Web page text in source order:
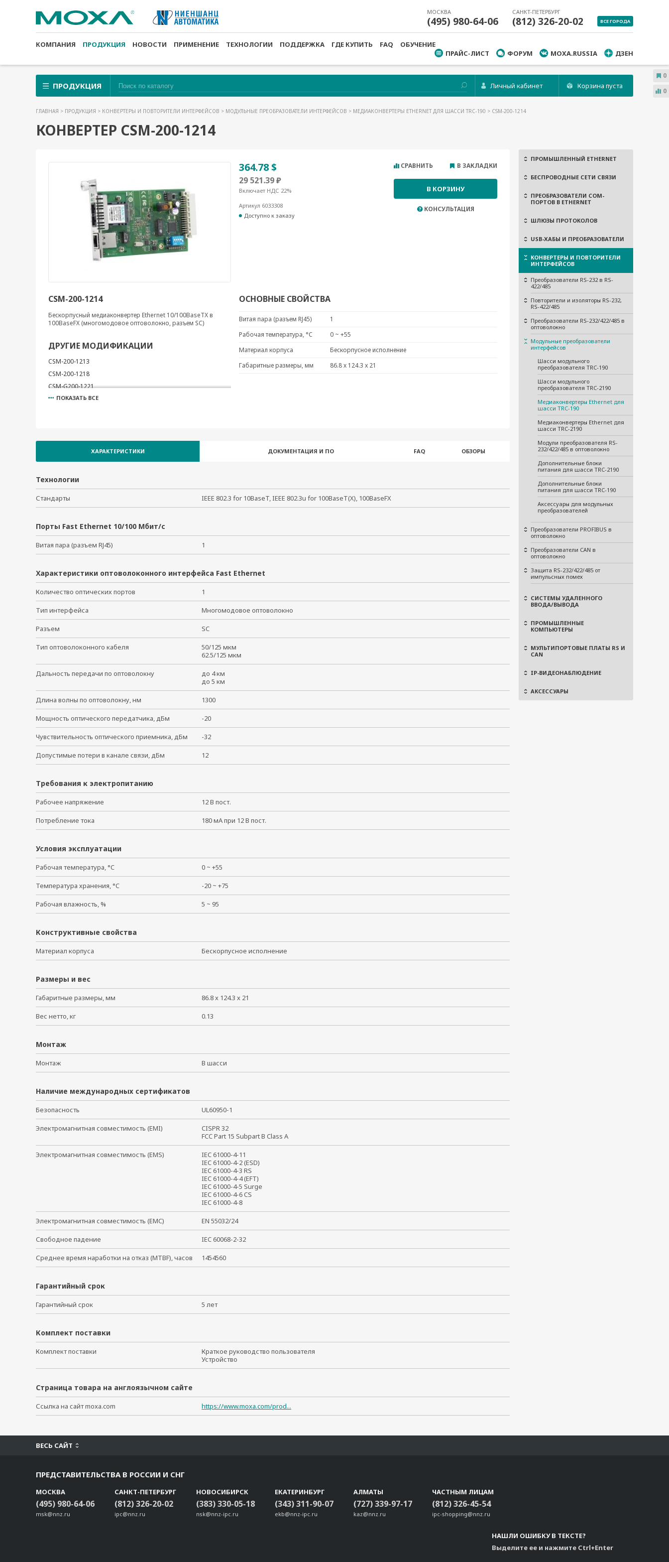
МОСКВА
(495) 980-64-06
САНКТ-ПЕТЕРБУРГ
(812) 326-20-02 ВСЕ ГОРОДА
КОМПАНИЯ ПРОДУКЦИЯ НОВОСТИ ПРИМЕНЕНИЕ ТЕХНОЛОГИИ ПОДДЕРЖКА ГДЕ КУПИТЬ FAQ
ОБУЧЕНИЕ
ПРАЙС-ЛИСТ
ФОРУМ MOXA.RUSSIA ДЗЕН
ПРОДУКЦИЯ Личный кабинет Корзина пуста
ГЛАВНАЯ > ПРОДУКЦИЯ > КОНВЕРТЕРЫ И ПОВТОРИТЕЛИ ИНТЕРФЕЙСОВ > МОДУЛЬНЫЕ ПРЕОБРАЗОВАТЕЛИ ИНТЕРФЕЙСОВ > МЕДИАКОНВЕРТЕРЫ ETHERNET ДЛЯ ШАССИ TRC-190 > CSM-200-1214
КОНВЕРТЕР CSM-200-1214
ПРОМЫШЛЕННЫЙ ETHERNET
БЕСПРОВОДНЫЕ СЕТИ СВЯЗИ
ПРЕОБРАЗОВАТЕЛИ COM-
ПОРТОВ В ETHERNET
ШЛЮЗЫ ПРОТОКОЛОВ
USB-ХАБЫ И ПРЕОБРАЗОВАТЕЛИ
КОНВЕРТЕРЫ И ПОВТОРИТЕЛИ
ИНТЕРФЕЙСОВ
Преобразователи RS-232 в RS-
422/485
Повторители и изоляторы RS-232,
RS-422/485
Преобразователи RS-232/422/485 в
оптоволокно
Модульные преобразователи
интерфейсов
Шасси модульного
преобразователя TRC-190
Шасси модульного
преобразователя TRC-2190
Медиаконвертеры Ethernet для
шасси TRC-190
Медиаконвертеры Ethernet для
шасси TRC-2190
Модули преобразователя RS-
232/422/485 в оптоволокно
Дополнительные блоки
питания для шасси TRC-2190
Дополнительные блоки
питания для шасси TRC-190
Аксессуары для модульных
преобразователей
Преобразователи PROFIBUS в
оптоволокно
Преобразователи CAN в
оптоволокно
Защита RS-232/422/485 от
импульсных помех
СИСТЕМЫ УДАЛЕННОГО
ВВОДА/ВЫВОДА
ПРОМЫШЛЕННЫЕ
КОМПЬЮТЕРЫ
МУЛЬТИПОРТОВЫЕ ПЛАТЫ RS И
CAN
IP-ВИДЕОНАБЛЮДЕНИЕ
АКСЕССУАРЫ
364.78 $
29 521.39 ₽
Включает НДС 22%
Артикул 6033308
Доступно к заказу
СРАВНИТЬ В ЗАКЛАДКИ
В КОРЗИНУ
КОНСУЛЬТАЦИЯ
CSM-200-1214
Бескорпусный медиаконвертер Ethernet 10/100BaseTX в
100BaseFX (многомодовое оптоволокно, разъем SC)
ДРУГИЕ МОДИФИКАЦИИ
CSM-200-1213
CSM-200-1218
CSM-G200-1221
ПОКАЗАТЬ ВСЕ
ОСНОВНЫЕ СВОЙСТВА
Витая пара (разъем RJ45)
1
Рабочая температура, °C
0 ~ +55
Материал корпуса
Бескорпусное исполнение
Габаритные размеры, мм
86.8 x 124.3 x 21
ХАРАКТЕРИСТИКИ ДОКУМЕНТАЦИЯ И ПО FAQ ОБЗОРЫ
Технологии
Стандарты IEEE 802.3 for 10BaseT, IEEE 802.3u for 100BaseT(X), 100BaseFX
Порты Fast Ethernet 10/100 Мбит/с
Витая пара (разъем RJ45) 1
Характеристики оптоволоконного интерфейса Fast Ethernet
Количество оптических портов 1
Тип интерфейса Многомодовое оптоволокно
Разъем SC
Тип оптоволоконного кабеля
50/125 мкм
62.5/125 мкм
Дальность передачи по оптоволокну
до 4 км
до 5 км
Длина волны по оптоволокну, нм 1300
Мощность оптического передатчика, дБм -20
Чувствительность оптического приемника, дБм -32
Допустимые потери в канале связи, дБм 12
Требования к электропитанию
Рабочее напряжение 12 В пост.
Потребление тока 180 мА при 12 В пост.
Условия эксплуатации
Рабочая температура, °C 0 ~ +55
Температура хранения, °C -20 ~ +75
Рабочая влажность, % 5 ~ 95
Конструктивные свойства
Материал корпуса Бескорпусное исполнение
Размеры и вес
Габаритные размеры, мм 86.8 x 124.3 x 21
Вес нетто, кг 0.13
Монтаж
Монтаж В шасси
Наличие международных сертификатов
Безопасность UL60950-1
Электромагнитная совместимость (EMI)
CISPR 32
FCC Part 15 Subpart B Class A
Электромагнитная совместимость (EMS)
IEC 61000-4-11
IEC 61000-4-2 (ESD)
IEC 61000-4-3 RS
IEC 61000-4-4 (EFT)
IEC 61000-4-5 Surge
IEC 61000-4-6 CS
IEC 61000-4-8
Электромагнитная совместимость (EMC) EN 55032/24
Свободное падение IEC 60068-2-32
Среднее время наработки на отказ (MTBF), часов 1454560
Гарантийный срок
Гарантийный срок 5 лет
Комплект поставки
Комплект поставки
Краткое руководство пользователя
Устройство
Страница товара на англоязычном сайте
Ссылка на сайт moxa.com https://www.moxa.com/prod...
ВЕСЬ САЙТ
ПРЕДСТАВИТЕЛЬСТВА В РОССИИ И СНГ
МОСКВА
(495) 980-64-06
msk@nnz.ru
САНКТ-ПЕТЕРБУРГ
(812) 326-20-02
ipc@nnz.ru
НОВОСИБИРСК
(383) 330-05-18
nsk@nnz-ipc.ru
ЕКАТЕРИНБУРГ
(343) 311-90-07
ekb@nnz-ipc.ru
АЛМАТЫ
(727) 339-97-17
kaz@nnz.ru
ЧАСТНЫМ ЛИЦАМ
(812) 326-45-54
ipc-shopping@nnz.ru
НАШЛИ ОШИБКУ В ТЕКСТЕ?
Выделите ее и нажмите Ctrl+Enter
0
0